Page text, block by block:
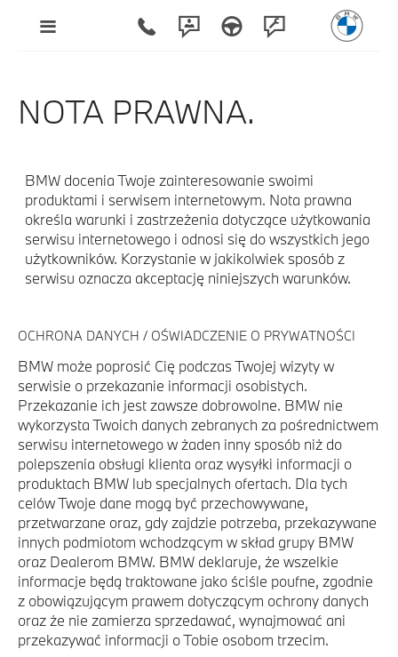
NOTA PRAWNA.
BMW docenia Twoje zainteresowanie swoimi
produktami i serwisem internetowym. Nota prawna
określa warunki i zastrzeżenia dotyczące użytkowania
serwisu internetowego i odnosi się do wszystkich jego
użytkowników. Korzystanie w jakikolwiek sposób z
serwisu oznacza akceptację niniejszych warunków.
OCHRONA DANYCH / OŚWIADCZENIE O PRYWATNOŚCI
BMW może poprosić Cię podczas Twojej wizyty w
serwisie o przekazanie informacji osobistych.
Przekazanie ich jest zawsze dobrowolne. BMW nie
wykorzysta Twoich danych zebranych za pośrednictwem
serwisu internetowego w żaden inny sposób niż do
polepszenia obsługi klienta oraz wysyłki informacji o
produktach BMW lub specjalnych ofertach. Dla tych
celów Twoje dane mogą być przechowywane,
przetwarzane oraz, gdy zajdzie potrzeba, przekazywane
innych podmiotom wchodzącym w skład grupy BMW
oraz Dealerom BMW. BMW deklaruje, że wszelkie
informacje będą traktowane jako ściśle poufne, zgodnie
z obowiązującym prawem dotyczącym ochrony danych
oraz że nie zamierza sprzedawać, wynajmować ani
przekazywać informacji o Tobie osobom trzecim.